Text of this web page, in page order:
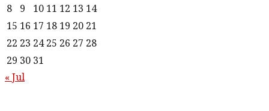
8 9 10 11 12 13 14
15 16 17 18 19 20 21
22 23 24 25 26 27 28
29 30 31
« Jul